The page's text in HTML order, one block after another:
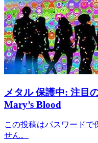
メタル保護中: 注目
Mary’s Blood
この投稿はパスワードで
せん。